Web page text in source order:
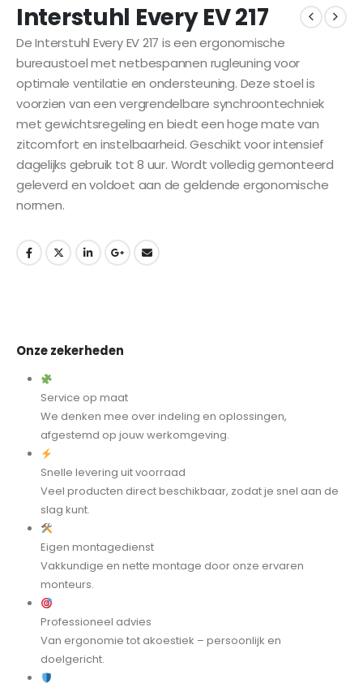
Interstuhl Every EV 217
De Interstuhl Every EV 217 is een ergonomische
bureaustoel met netbespannen rugleuning voor
optimale ventilatie en ondersteuning. Deze stoel is
voorzien van een vergrendelbare synchroontechniek
met gewichtsregeling en biedt een hoge mate van
zitcomfort en instelbaarheid. Geschikt voor intensief
dagelijks gebruik tot 8 uur. Wordt volledig gemonteerd
geleverd en voldoet aan de geldende ergonomische
normen.
Onze zekerheden
Service op maat
We denken mee over indeling en oplossingen,
afgestemd op jouw werkomgeving.
Snelle levering uit voorraad
Veel producten direct beschikbaar, zodat je snel aan de
slag kunt.
Eigen montagedienst
Vakkundige en nette montage door onze ervaren
monteurs.
Professioneel advies
Van ergonomie tot akoestiek – persoonlijk en
doelgericht.